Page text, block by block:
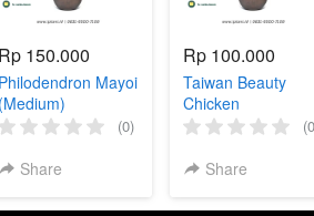
Rp 150.000
Philodendron Mayoi
(Medium)
(0)
Share
Rp 100.000
Taiwan Beauty
Chicken
Share